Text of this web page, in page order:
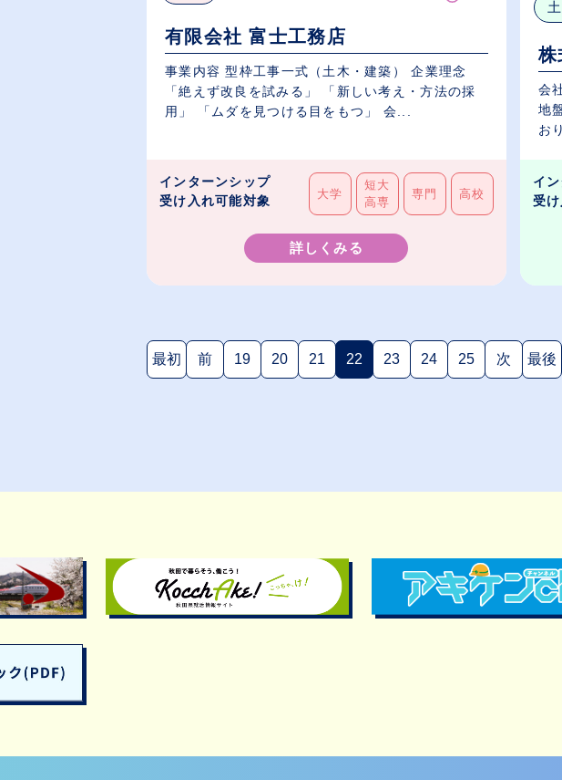
有限会社 富士工務店
事業内容 型枠工事一式（土木・建築） 企業理念
「絶えず改良を試みる」 「新しい考え・方法の採
用」 「ムダを見つける目をもつ」 会...
インターンシップ
受け入れ可能対象
大学
短大
高専
専門 高校
詳しくみる
株
会
地
お
イ
受
最初 前 19 20 21 22(現在のページ)
23 24 25 次 最後